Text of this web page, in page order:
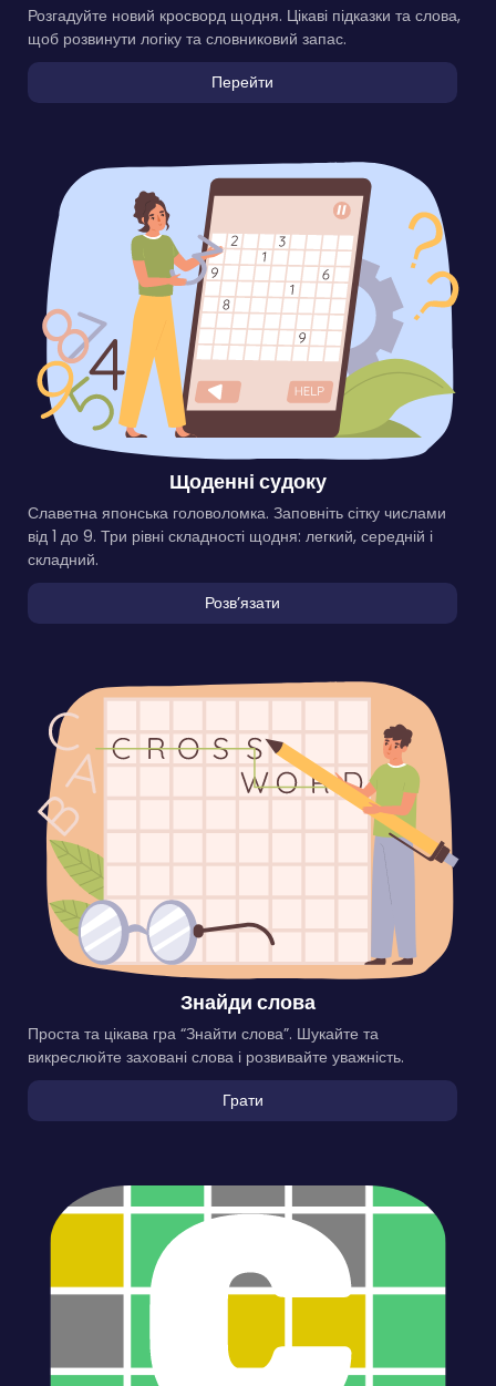
Розгадуйте новий кросворд щодня. Цікаві підказки та слова,
щоб розвинути логіку та словниковий запас.
Перейти
Щоденні судоку
Славетна японська головоломка. Заповніть сітку числами
від 1 до 9. Три рівні складності щодня: легкий, середній і
складний.
Розвʼязати
Знайди слова
Проста та цікава гра “Знайти слова”. Шукайте та
викреслюйте заховані слова і розвивайте уважність.
Грати